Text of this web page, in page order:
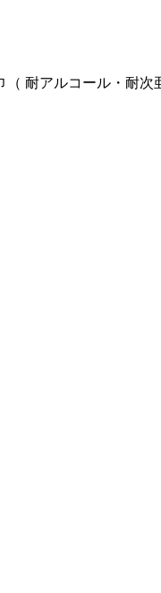
（ 耐アルコール・耐次